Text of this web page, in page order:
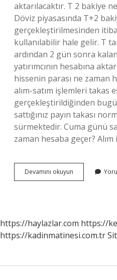
aktarılacaktır. T 2 bakiye
Döviz piyasasında T+2
gerçekleştirilmesinden
kullanılabilir hale gelir. T
ardından 2 gün sonra
yatırımcının hesabına
hissenin parası ne zaman
alım-satım işlemleri takas
gerçekleştirildiğinden
sattığınız payın takası
sürmektedir. Cuma günü
zaman hesaba geçer?
Devamını okuyun Borsada
Takastaki
Geçer
https://haylazlar.com https://
https://kadinmatinesi.com.tr